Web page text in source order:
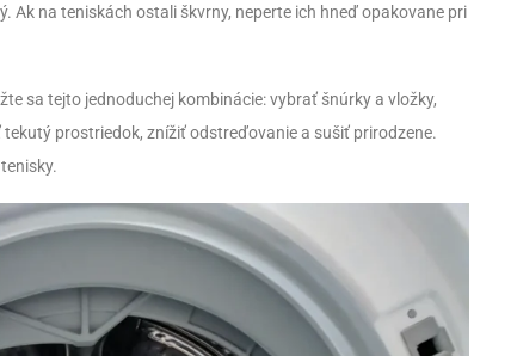
Ak na teniskách ostali škvrny, neperte ich hneď opakovane pri
sa tejto jednoduchej kombinácie: vybrať šnúrky a vložky,
prostriedok, znížiť odstreďovanie a sušiť prirodzene.